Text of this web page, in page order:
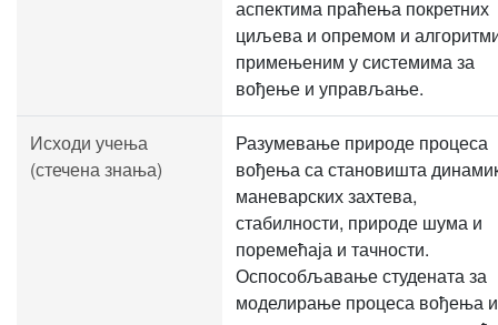
аспектима праћења покретних
циљева и опремом и
примењеним у системима за
вођење и управљање.
Исходи учења
(стечена знања)
Разумевање природе процеса
вођења са становишта
маневарских захтева,
стабилности, природе шума и
поремећаја и тачности.
Оспособљавање студената за
моделирање процеса вођења и